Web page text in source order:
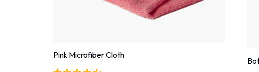
Pink Microfiber Cloth